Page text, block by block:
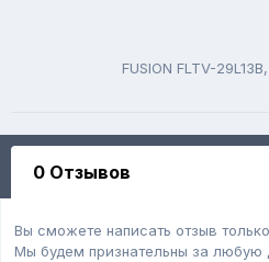
0 Отзывов
Вы сможете написать отзыв
Мы будем признательны за любую